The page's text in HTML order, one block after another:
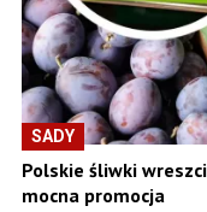
SADY
Polskie śliwki
mocna promocja